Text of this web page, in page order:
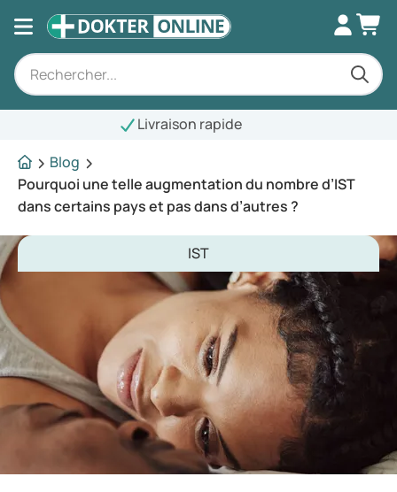
Blog
Pourquoi une telle augmentation du nombre d’IST
dans certains pays et pas dans d’autres ?
IST